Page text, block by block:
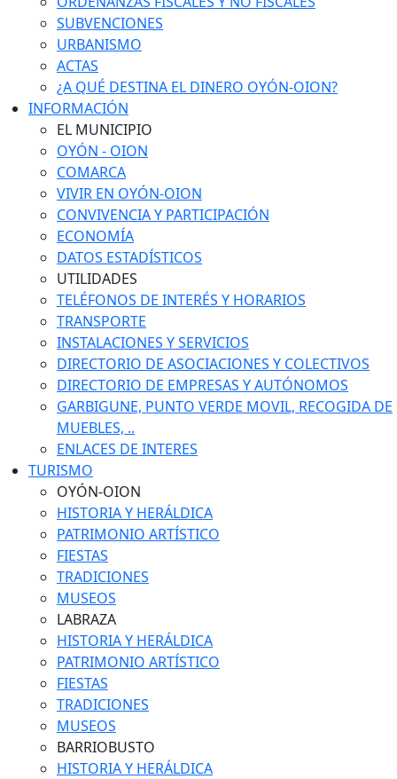
SUBVENCIONES
URBANISMO
ACTAS
¿A QUÉ DESTINA EL DINERO OYÓN-OION?
INFORMACIÓN
EL MUNICIPIO
OYÓN - OION
COMARCA
VIVIR EN OYÓN-OION
CONVIVENCIA Y PARTICIPACIÓN
ECONOMÍA
DATOS ESTADÍSTICOS
UTILIDADES
TELÉFONOS DE INTERÉS Y HORARIOS
TRANSPORTE
INSTALACIONES Y SERVICIOS
DIRECTORIO DE ASOCIACIONES Y COLECTIVOS
DIRECTORIO DE EMPRESAS Y AUTÓNOMOS
GARBIGUNE, PUNTO VERDE MOVIL, RECOGIDA DE
MUEBLES, ..
ENLACES DE INTERES
TURISMO
OYÓN-OION
HISTORIA Y HERÁLDICA
PATRIMONIO ARTÍSTICO
FIESTAS
TRADICIONES
MUSEOS
LABRAZA
HISTORIA Y HERÁLDICA
PATRIMONIO ARTÍSTICO
FIESTAS
TRADICIONES
MUSEOS
BARRIOBUSTO
HISTORIA Y HERÁLDICA